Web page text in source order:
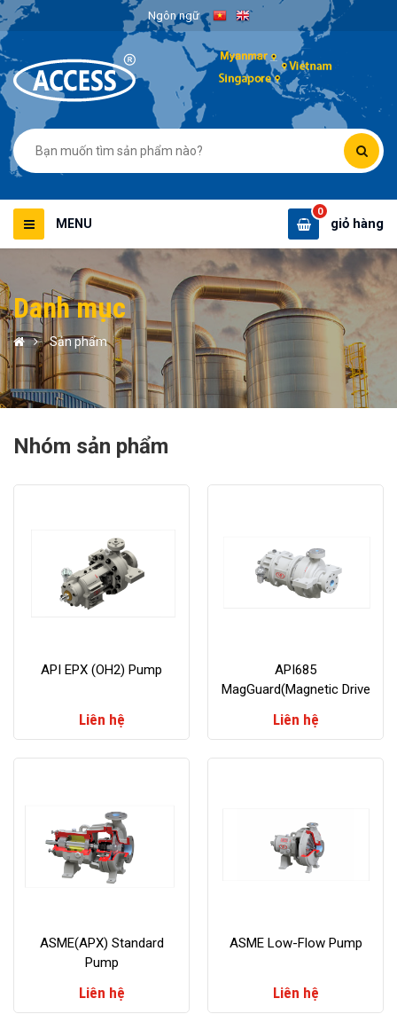
Ngôn ngữ
MENU giỏ hàng
0
Danh mục
Sản phẩm
Nhóm sản phẩm
API EPX (OH2) Pump
Liên hệ
API685
MagGuard(Magnetic Drive
Liên hệ
ASME(APX) Standard
Pump
Liên hệ
ASME Low-Flow Pump
Liên hệ